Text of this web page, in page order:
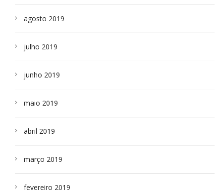
agosto 2019
julho 2019
junho 2019
maio 2019
abril 2019
março 2019
fevereiro 2019